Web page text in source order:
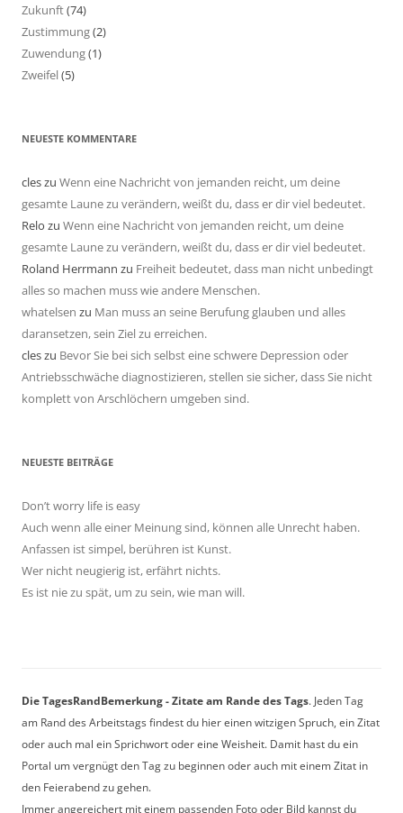
Zukunft(74)
Zustimmung(2)
Zuwendung(1)
Zweifel(5)
NEUESTE KOMMENTARE
cleszu Wenn eine Nachricht von jemanden reicht, um deine
gesamte Laune zu verändern, weißt du, dass er dir viel bedeutet.
Relo zu Wenn eine Nachricht von jemanden reicht, um deine
gesamte Laune zu verändern, weißt du, dass er dir viel bedeutet.
Roland Herrmann zu Freiheit bedeutet, dass man nicht unbedingt
alles so machen muss wie andere Menschen.
whatelsen zu Man muss an seine Berufung glauben und alles
daransetzen, sein Ziel zu erreichen.
cleszu Bevor Sie bei sich selbst eine schwere Depression oder
Antriebsschwäche diagnostizieren, stellen sie sicher, dass Sie nicht
komplett von Arschlöchern umgeben sind.
NEUESTE BEITRÄGE
Don’t worry life is easy
Auch wenn alle einer Meinung sind, können alle Unrecht haben.
Anfassen ist simpel, berühren ist Kunst.
Wer nicht neugierig ist, erfährt nichts.
Es ist nie zu spät, um zu sein, wie man will.
Die TagesRandBemerkung - Zitate am Rande des Tags. Jeden Tag
am Rand des Arbeitstags findest du hier einen witzigen Spruch, ein Zitat
oder auch mal ein Sprichwort oder eine Weisheit. Damit hast du ein
Portal um vergnügt den Tag zu beginnen oder auch mit einem Zitat in
den Feierabend zu gehen.
Immer angereichert mit einem passenden Foto oder Bild kannst du